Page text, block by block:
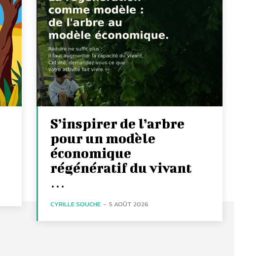
S’inspirer de l’arbre
pour un modèle
économique
régénératif du vivant
…
CYRILLE SOUCHE - 5 AOÛT 2026